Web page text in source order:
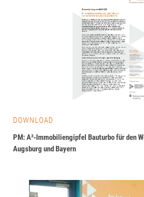
DOWNLOAD
PM: A³‑Immobiliengipfel Bauturbo für den
Augsburg und Bayern